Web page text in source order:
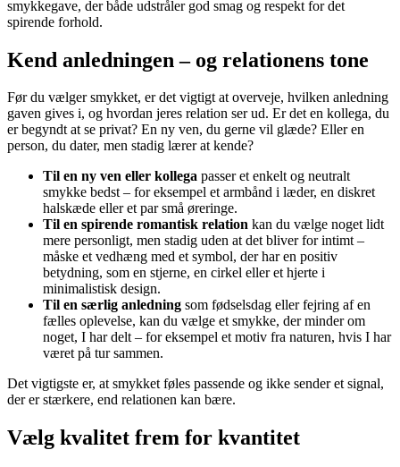
smykkegave, der både udstråler god smag og respekt for det
spirende forhold.
Kend anledningen – og relationens tone
Før du vælger smykket, er det vigtigt at overveje, hvilken anledning
gaven gives i, og hvordan jeres relation ser ud. Er det en kollega, du
er begyndt at se privat? En ny ven, du gerne vil glæde? Eller en
person, du dater, men stadig lærer at kende?
Til en ny ven eller kollega passer et enkelt og neutralt
smykke bedst – for eksempel et armbånd i læder, en diskret
halskæde eller et par små øreringe.
Til en spirende romantisk relation kan du vælge noget lidt
mere personligt, men stadig uden at det bliver for intimt –
måske et vedhæng med et symbol, der har en positiv
betydning, som en stjerne, en cirkel eller et hjerte i
minimalistisk design.
Til en særlig anledning som fødselsdag eller fejring af en
fælles oplevelse, kan du vælge et smykke, der minder om
noget, I har delt – for eksempel et motiv fra naturen, hvis I har
været på tur sammen.
Det vigtigste er, at smykket føles passende og ikke sender et signal,
der er stærkere, end relationen kan bære.
Vælg kvalitet frem for kvantitet